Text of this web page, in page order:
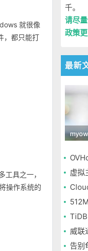
就很像
，都只能打
具之一，
操作系统的
千。
请尽
政策更
最新
虚拟
威联
告别